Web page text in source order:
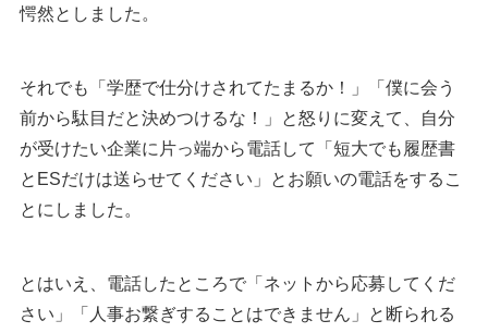
愕然としました。
それでも「学歴で仕分けされてたまるか！」「僕に会う
前から駄目だと決めつけるな！」と怒りに変えて、自分
が受けたい企業に片っ端から電話して「短大でも履歴書
とESだけは送らせてください」とお願いの電話をするこ
とにしました。
とはいえ、電話したところで「ネットから応募してくだ
さい」「人事お繋ぎすることはできません」と断られる